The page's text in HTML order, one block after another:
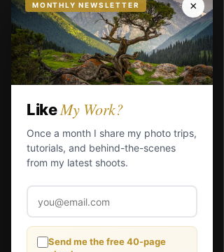
moderne 35mm f/1.4 lens
(waarschijnlijk door de AF-motor). Het
was een genot om deze kit overal mee
naartoe te brengen en hij bleek perfect
voor straatfotografie en portretten
specialiteiten). Ik vond het vooral erg
leuk om te gebruiken en ik zou deze
adapter zeker aanbevelen voor mensen
die nog (oude) objectieven hebben liggen.
Hier een aantal sample-foto's. 90%
ervan zijn genomen met de lens wijd
open op f/1.4. Alles is met autofocus
geschoten.